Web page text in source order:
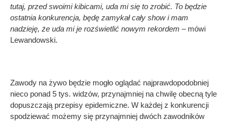
tutaj, przed swoimi kibicami, uda mi się to zrobić. To będzie
ostatnia konkurencja, będę zamykał cały show i mam
nadzieję, że uda mi je rozświetlić nowym rekordem – mówi
Lewandowski.
Zawody na żywo będzie mogło oglądać najprawdopodobniej
nieco ponad 5 tys. widzów, przynajmniej na chwilę obecną tyle
dopuszczają przepisy epidemiczne. W każdej z konkurencji
spodziewać możemy się przynajmniej dwóch zawodników